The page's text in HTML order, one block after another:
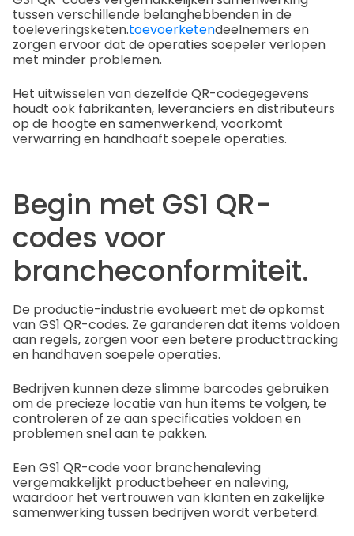
tussen verschillende belanghebbenden in de
toeleveringsketen.toevoerketendeelnemers en
zorgen ervoor dat de operaties soepeler verlopen
met minder problemen.
Het uitwisselen van dezelfde QR-codegegevens
houdt ook fabrikanten, leveranciers en distributeurs
op de hoogte en samenwerkend, voorkomt
verwarring en handhaaft soepele operaties.
Begin met GS1 QR-
codes voor
brancheconformiteit.
De productie-industrie evolueert met de opkomst
van GS1 QR-codes. Ze garanderen dat items voldoen
aan regels, zorgen voor een betere producttracking
en handhaven soepele operaties.
Bedrijven kunnen deze slimme barcodes gebruiken
om de precieze locatie van hun items te volgen, te
controleren of ze aan specificaties voldoen en
problemen snel aan te pakken.
Een GS1 QR-code voor branchenaleving
vergemakkelijkt productbeheer en naleving,
waardoor het vertrouwen van klanten en zakelijke
samenwerking tussen bedrijven wordt verbeterd.